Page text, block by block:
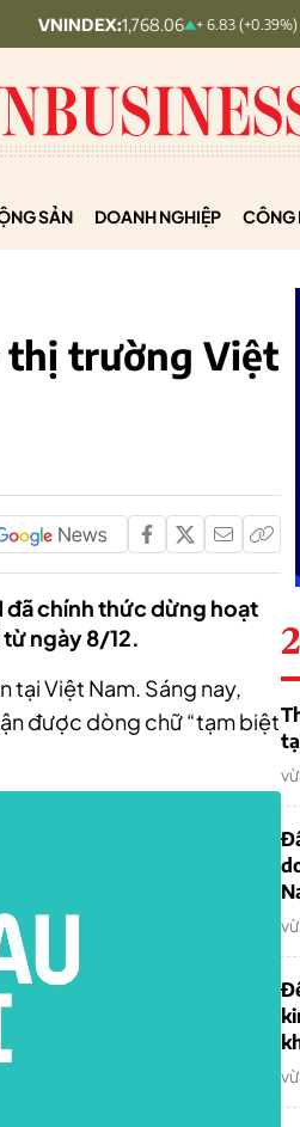
1,768.06 + 6.83 (+0.39%)
SẢN DOANH NGHIỆP CÔNG
thị trường Việt
đã chính thức dừng hoạt
ngày 8/12.
tại Việt Nam. Sáng nay,
được dòng chữ “tạm biệt